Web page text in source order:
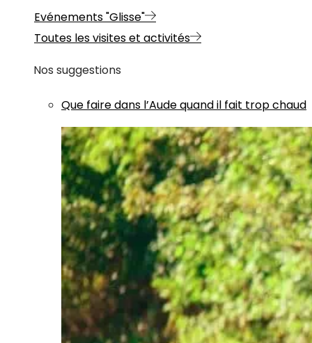
Evénements "Glisse"
Toutes les visites et activités
Nos suggestions
Que faire dans l’Aude quand il fait trop chaud